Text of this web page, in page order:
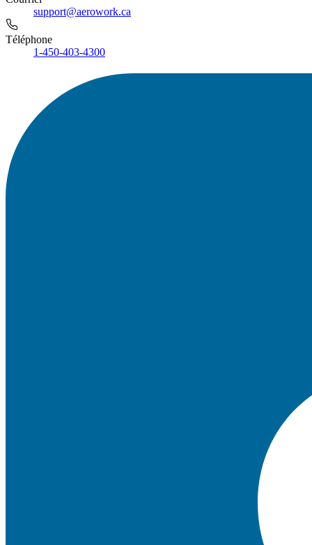
support@aerowork.ca
Téléphone
1-450-403-4300